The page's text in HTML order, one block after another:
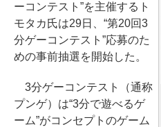
ーコンテスト”を主催するト
モタカ氏は29日、“第20回3
分ゲーコンテスト”応募のた
めの事前抽選を開始した。
3分ゲーコンテスト（通称
プンゲ）は“3分で遊べるゲ
ーム”がコンセプトのゲーム